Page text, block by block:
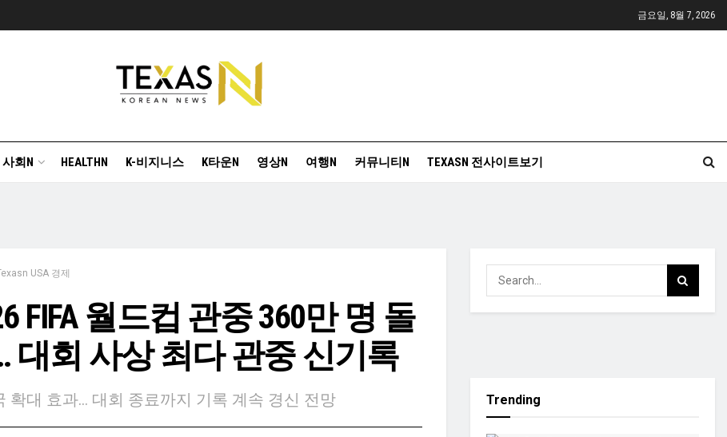
금요일, 8월 7, 2026
사회N HEALTHN K-비지니스 K타운N 영상N 여행N 커뮤니티N TEXASN 전사이트보기
USA 경제
FIFA 월드컵 관중 360만 명 돌
대회 사상 최다 관중 신기록
확대 효과… 대회 종료까지 기록 계속 경신 전망 Trending